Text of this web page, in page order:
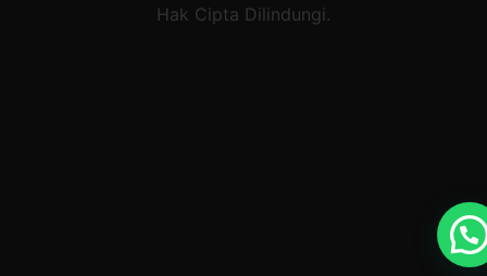
Hak Cipta Dilindungi.